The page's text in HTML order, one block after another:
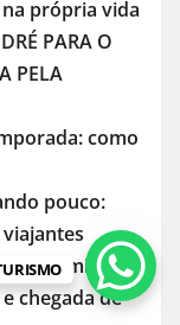
própria vida
PARA O
PELA
como
pouco:
economia
chegada de